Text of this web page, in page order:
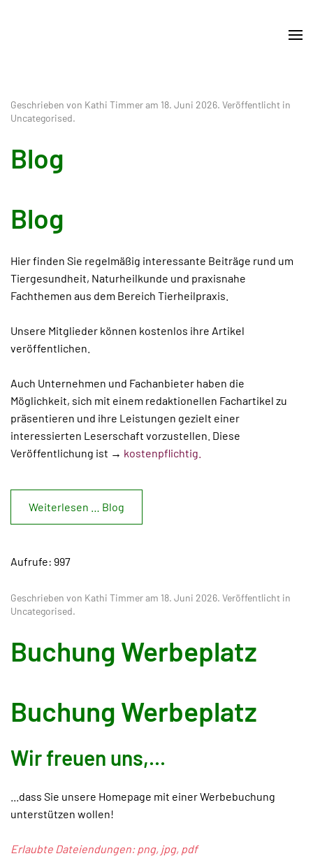
Geschrieben von Kathi Timmer am 18. Juni 2026. Veröffentlicht in
Uncategorised.
Blog
Blog
Hier finden Sie regelmäßig interessante Beiträge rund um
Tiergesundheit, Naturheilkunde und praxisnahe
Fachthemen aus dem Bereich Tierheilpraxis.
Unsere Mitglieder können kostenlos ihre Artikel
veröffentlichen.
Auch Unternehmen und Fachanbieter haben die
Möglichkeit, sich mit einem redaktionellen Fachartikel zu
präsentieren und ihre Leistungen gezielt einer
interessierten Leserschaft vorzustellen. Diese
Veröffentlichung ist → kostenpflichtig.
Weiterlesen … Blog
Aufrufe: 997
Geschrieben von Kathi Timmer am 18. Juni 2026. Veröffentlicht in
Uncategorised.
Buchung Werbeplatz
Buchung Werbeplatz
Wir freuen uns,...
...dass Sie unsere Homepage mit einer Werbebuchung
unterstützen wollen!
Erlaubte Dateiendungen: png, jpg, pdf